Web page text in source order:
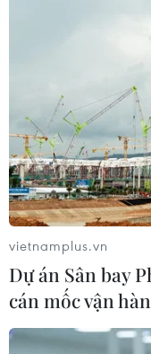
vietnamplus.vn
Dự án Sân bay
cán mốc vận